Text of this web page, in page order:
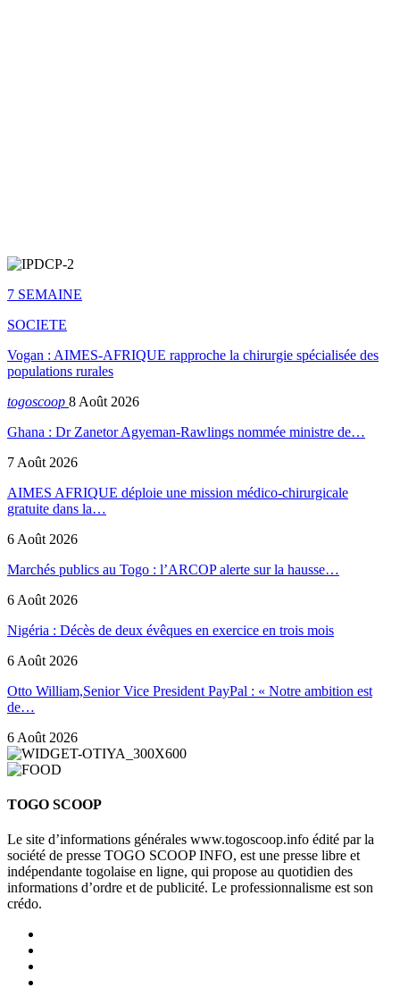
7 SEMAINE
SOCIETE
Vogan : AIMES-AFRIQUE rapproche la chirurgie spécialisée des
populations rurales
togoscoop 8 Août 2026
Ghana : Dr Zanetor Agyeman-Rawlings nommée ministre de…
7 Août 2026
AIMES AFRIQUE déploie une mission médico-chirurgicale
gratuite dans la…
6 Août 2026
Marchés publics au Togo : l’ARCOP alerte sur la hausse…
6 Août 2026
Nigéria : Décès de deux évêques en exercice en trois mois
6 Août 2026
Otto William,Senior Vice President PayPal : « Notre ambition est
de…
6 Août 2026
TOGO SCOOP
Le site d’informations générales www.togoscoop.info édité par la
société de presse TOGO SCOOP INFO, est une presse libre et
indépendante togolaise en ligne, qui propose au quotidien des
informations d’ordre et de publicité. Le professionnalisme est son
crédo.